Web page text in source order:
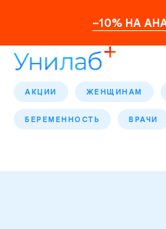
–10% НА
АКЦИИ ЖЕНЩИНАМ
БЕРЕМЕННОСТЬ ВРАЧИ